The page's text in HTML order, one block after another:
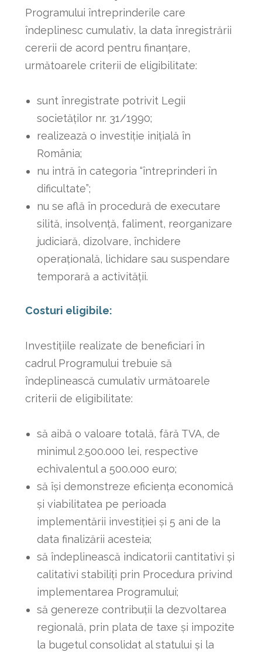
Programului întreprinderile care
îndeplinesc cumulativ, la data înregistrării
cererii de acord pentru finanţare,
următoarele criterii de eligibilitate:
sunt înregistrate potrivit Legii
societăților nr. 31/1990;
realizează o investiție inițială în
România;
nu intră în categoria “întreprinderi în
dificultate”;
nu se află în procedură de executare
silită, insolvenţă, faliment, reorganizare
judiciară, dizolvare, închidere
operaţională, lichidare sau suspendare
temporară a activităţii.
Costuri eligibile:
Investiţiile realizate de beneficiari în
cadrul Programului trebuie să
îndeplinească cumulativ următoarele
criterii de eligibilitate:
să aibă o valoare totală, fără TVA, de
minimul 2.500.000 lei, respective
echivalentul a 500.000 euro;
să îşi demonstreze eficienţa economică
şi viabilitatea pe perioada
implementării investiţiei şi 5 ani de la
data finalizării acesteia;
să îndeplinească indicatorii cantitativi şi
calitativi stabiliți prin Procedura privind
implementarea Programului;
să genereze contribuţii la dezvoltarea
regională, prin plata de taxe şi impozite
la bugetul consolidat al statului şi la